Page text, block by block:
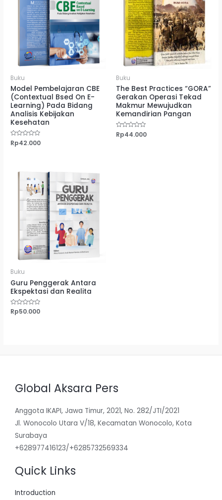
Buku
Model Pembelajaran CBE
(Contextual Bsed On E-
Learning) Pada Bidang
Analisis Kebijakan
Kesehatan
Dinilai
0
Rp42.000
Buku
The Best Practices “GORA”
Gerakan Operasi Tekad
Makmur Mewujudkan
Kemandirian Pangan
Dinilai
0
Rp44.000
Buku
Guru Penggerak Antara
Ekspektasi dan Realita
Dinilai
0
Rp50.000
Global Aksara Pers
Anggota IKAPI, Jawa Timur, 2021, No. 282/JTI/2021
Jl. Wonocolo Utara V/18, Kecamatan Wonocolo, Kota
Surabaya
+628977416123/+6285732569334
Quick Links
Introduction